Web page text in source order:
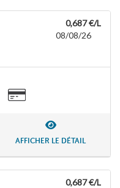
0,687 €/L
08/08/26
AFFICHER LE DÉTAIL
0,687 €/L